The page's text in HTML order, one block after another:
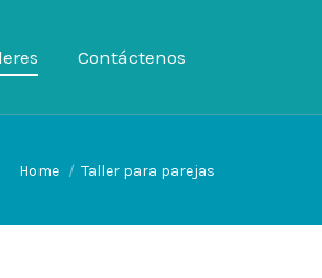
Contáctenos
Home Taller para parejas
Contáctenos